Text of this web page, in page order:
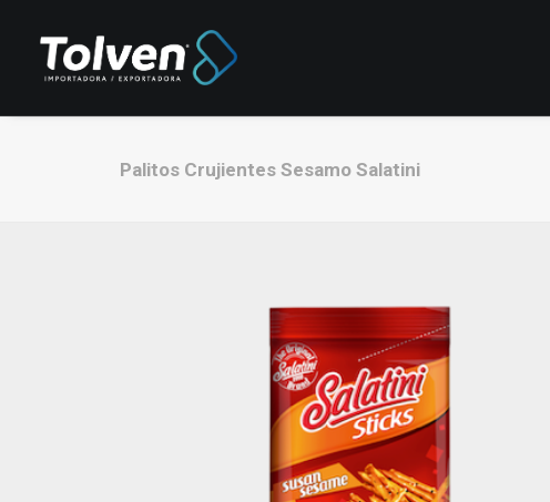
Palitos Crujientes Sesamo Salatini